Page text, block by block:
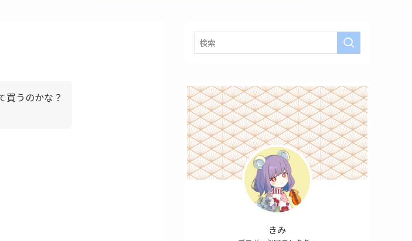
買うのかな？
きみ